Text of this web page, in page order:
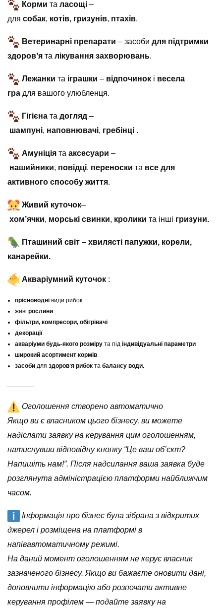
Корми та ласощі –
для собак, котів, гризунів, птахів.
Ветеринарні препарати – засоби для підтримки
здоровʼя та лікування захворювань.
Лежанки та іграшки – відпочинок і весела
гра для вашого улюбленця.
Гігієна та догляд –
шампуні, наповнювачі, гребінці .
Амуніція та аксесуари –
нашийники, повідці, переноски та все для
активного способу життя.
Живий куточок–
хом’ячки, морські свинки, кролики та інші гризуни.
Пташиний світ – хвилясті папужки, корели,
канарейки.
Акваріумний куточок :
прісноводні види рибок
живі рослини
фільтри, компресори, обігрівачі
декорації
акваріуми будь-якого розміру та під індивідуальні параметри
широкий асортимент кормів
засоби для здоровʼя рибок та балансу води.
Оголошення створено автоматично
Якщо ви є власником цього бізнесу, ви можете
надіслати заявку на керування цим оголошенням,
натиснувши відповідну кнопку “Це ваш об’єкт?
Напишіть нам!”. Після надсилання ваша заявка буде
розглянута адміністрацією платформи найближчим
часом.
Інформація про бізнес була зібрана з відкритих
джерел і розміщена на платформі в
напівавтоматичному режимі.
На даний момент оголошенням не керує власник
зазначеного бізнесу. Якщо ви бажаєте оновити дані,
доповнити інформацію або розпочати активне
керування профілем — подайте заявку на